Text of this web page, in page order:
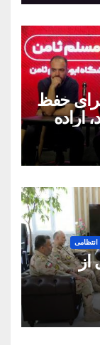
حفظ
اراده
از